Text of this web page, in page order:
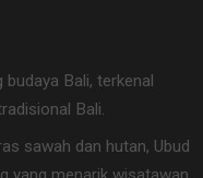
budaya Bali, terkenal
Bali.
sawah dan hutan, Ubud